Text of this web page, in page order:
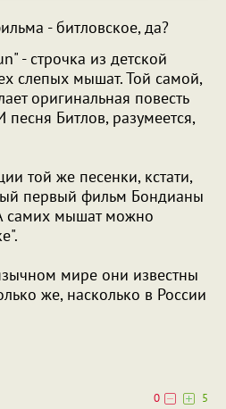
- битловское, да?
- строчка из детской
слепых мышат. Той самой,
оригинальная повесть
песня Битлов, разумеется,
той же песенки, кстати,
первый фильм Бондианы
самих мышат можно
мире они известны
же, насколько в России
0
5